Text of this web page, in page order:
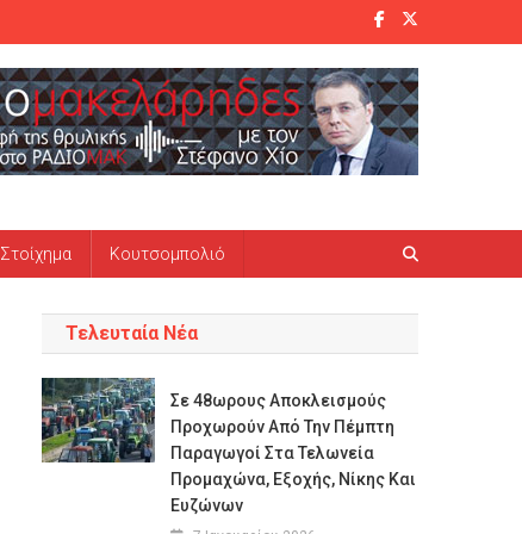
Στοίχημα Κουτσομπολιό
Τελευταία Νέα
Σε 48ωρους Αποκλεισμούς
Προχωρούν Από Την Πέμπτη
Παραγωγοί Στα Τελωνεία
Προμαχώνα, Εξοχής, Νίκης Και
Ευζώνων